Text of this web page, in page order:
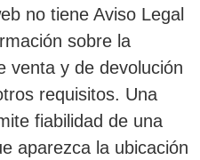
no tiene Aviso Legal
sobre la
venta y de devolución
requisitos. Una
fiabilidad de una
aparezca la ubicación